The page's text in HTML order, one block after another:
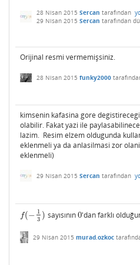
28 Nisan 2015 Sercan tarafından
29 Nisan 2015 Sercan tarafından
Orijinal resmi vermemişsiniz.
28 Nisan 2015 funky2000
kimsenin kafasina gore
olabilir. Fakat yazi ile
lazim. Resim elzem oldugunda
eklenmeli ya da anlasilmasi zor
eklenmeli)
29 Nisan 2015 Sercan tarafından
f(− 1
3 )
f(−13) sayısının0
0'dan farklı
29 Nisan 2015 murad.ozkoc